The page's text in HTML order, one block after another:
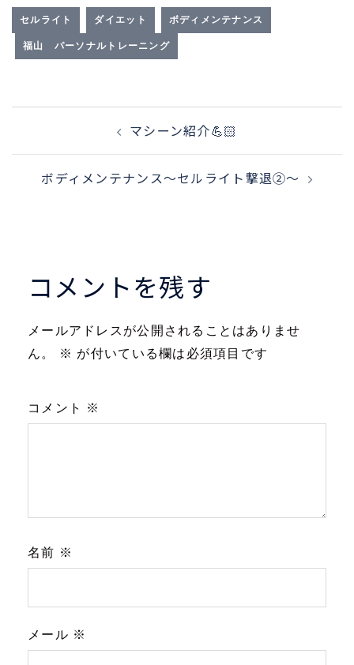
セルライト ダイエット ボディメンテナンス
福山 パーソナルトレーニング
投
稿
ナ
ゲ
ー
シ
ン
マシーン紹介💪🏻
ボディメンテナンス〜セルライト撃退②〜
コメントを残す
メールアドレスが公開されることはありませ
ん。
※ が付いている欄は必須項目です
コメント ※
名前 ※
メール ※